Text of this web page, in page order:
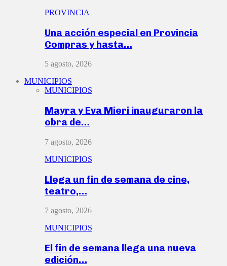
PROVINCIA
Una acción especial en Provincia
Compras y hasta…
5 agosto, 2026
MUNICIPIOS
MUNICIPIOS
Mayra y Eva Mieri inauguraron la
obra de…
7 agosto, 2026
MUNICIPIOS
Llega un fin de semana de cine,
teatro,…
7 agosto, 2026
MUNICIPIOS
El fin de semana llega una nueva
edición…